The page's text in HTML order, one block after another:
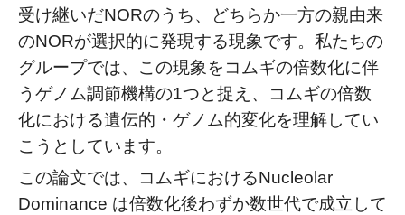
受け継いだNORのうち、どちらか一方の親由来
のNORが選択的に発現する現象です。私たちの
グループでは、この現象をコムギの倍数化に伴
うゲノム調節機構の1つと捉え、コムギの倍数
化における遺伝的・ゲノム的変化を理解してい
こうとしています。
この論文では、コムギにおけるNucleolar
Dominance は倍数化後わずか数世代で成立して